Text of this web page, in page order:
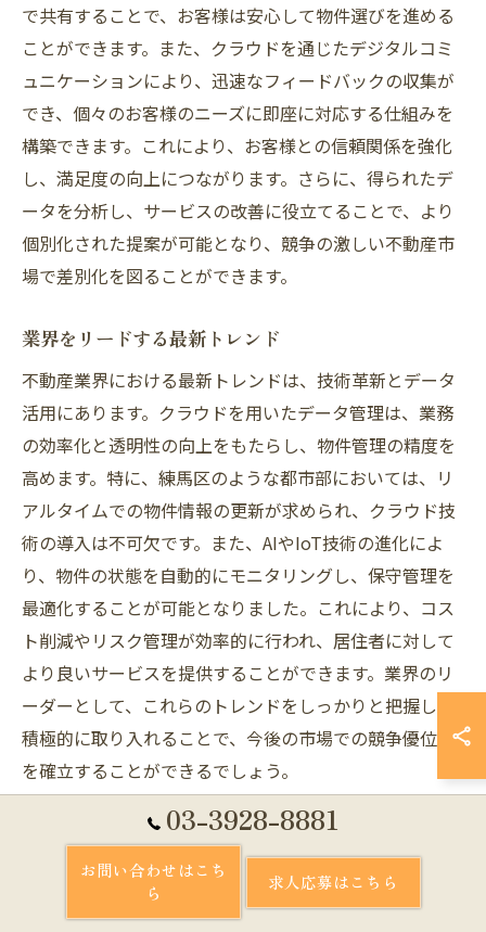
で共有することで、お客様は安心して物件選びを進める
ことができます。また、クラウドを通じたデジタルコミ
ュニケーションにより、迅速なフィードバックの収集が
でき、個々のお客様のニーズに即座に対応する仕組みを
構築できます。これにより、お客様との信頼関係を強化
し、満足度の向上につながります。さらに、得られたデ
ータを分析し、サービスの改善に役立てることで、より
個別化された提案が可能となり、競争の激しい不動産市
場で差別化を図ることができます。
業界をリードする最新トレンド
不動産業界における最新トレンドは、技術革新とデータ
活用にあります。クラウドを用いたデータ管理は、業務
の効率化と透明性の向上をもたらし、物件管理の精度を
高めます。特に、練馬区のような都市部においては、リ
アルタイムでの物件情報の更新が求められ、クラウド技
術の導入は不可欠です。また、AIやIoT技術の進化によ
り、物件の状態を自動的にモニタリングし、保守管理を
最適化することが可能となりました。これにより、コス
ト削減やリスク管理が効率的に行われ、居住者に対して
より良いサービスを提供することができます。業界のリ
ーダーとして、これらのトレンドをしっかりと把握し、
積極的に取り入れることで、今後の市場での競争優位性
を確立することができるでしょう。
持続可能な不動産管理の実践方法
持続可能な不動産管理の実践方法では、長期的な視点で
資産価値を高めることが重要です。練馬区のような地域
03-3928-8881
お問い合わせはこち
ら
求人応募はこちら